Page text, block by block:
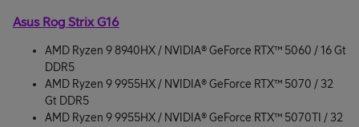
Asus Rog Strix G16
AMD Ryzen 9 8940HX / NVIDIA® GeForce RTX™ 5060 / 16 Gt
DDR5
AMD Ryzen 9 9955HX / NVIDIA® GeForce RTX™ 5070 / 32
Gt DDR5
AMD Ryzen 9 9955HX / NVIDIA® GeForce RTX™ 5070TI / 32